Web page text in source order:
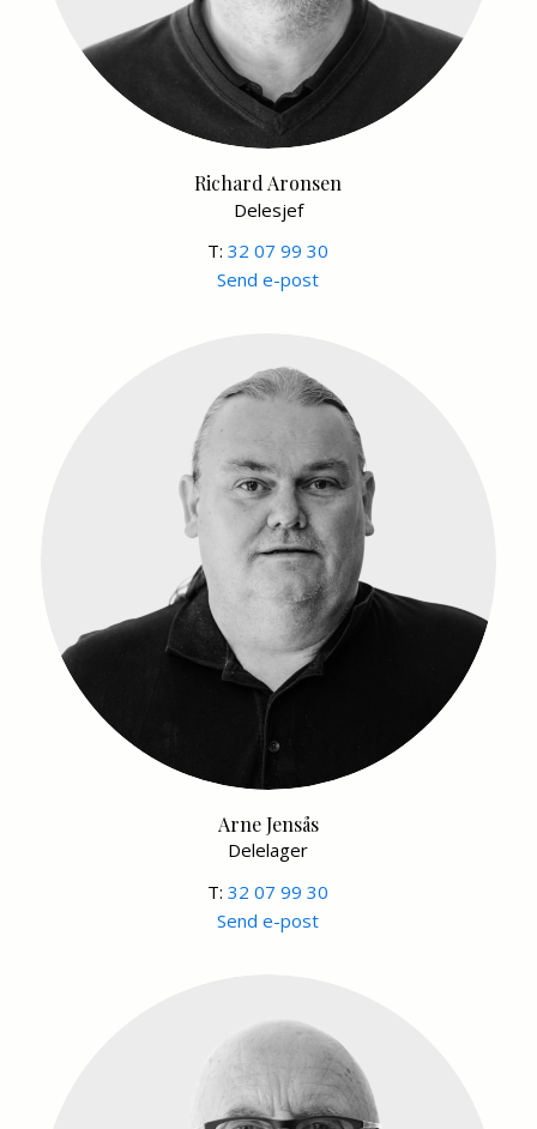
Richard Aronsen
Delesjef
T:32 07 99 30
Send e-post
Arne Jensås
Delelager
T:32 07 99 30
Send e-post